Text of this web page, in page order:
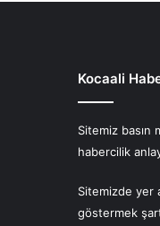
Kocaali
Sitemiz basın
habercilik
Sitemizde yer
göstermek